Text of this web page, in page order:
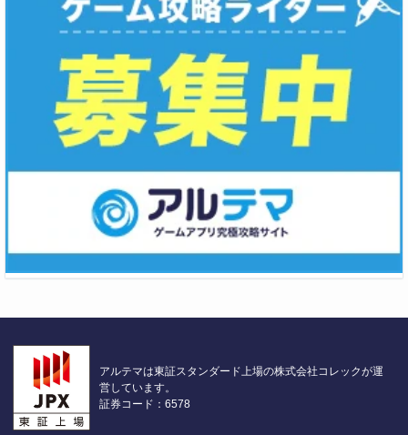
アルテマは東証スタンダード上場の株式会社コレックが運
営しています。
証券コード：6578